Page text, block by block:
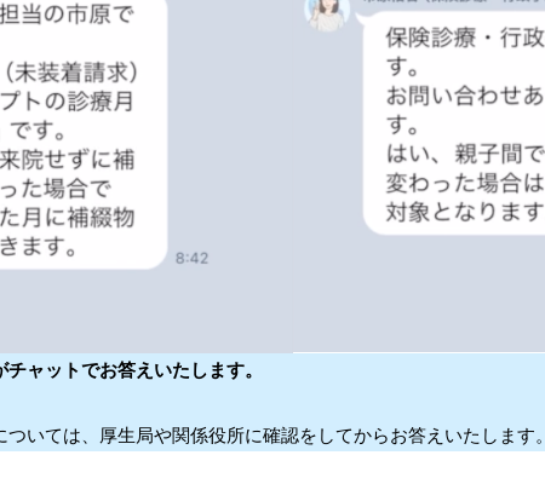
ャットでお答えいたします。
いては、厚生局や関係役所に確認をしてからお答えいたします。